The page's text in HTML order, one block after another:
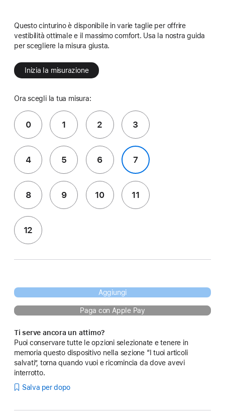
Questo cinturino è disponibile in varie taglie per offrire
vestibilità ottimale e il massimo comfort. Usa la nostra guida
per scegliere la misura giusta.
Inizia la misurazione
Ora scegli la tua misura:
0 1 2 3
4 5 6 7
8 9 10 11
12
Aggiungi
Paga con Apple Pay
Ti serve ancora un attimo?
Puoi conservare tutte le opzioni selezionate e tenere in
memoria questo dispositivo nella sezione “I tuoi articoli
salvati”, torna quando vuoi e ricomincia da dove avevi
interrotto.
Salva per dopo